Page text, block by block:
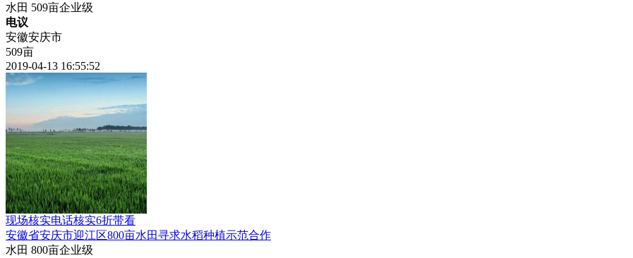
水田 509亩企业级
电议
安徽安庆市
509亩
2019-04-13 16:55:52
现场核实电话核实6折带看
安徽省安庆市迎江区800亩水田寻求水稻种植示范合作
水田 800亩企业级